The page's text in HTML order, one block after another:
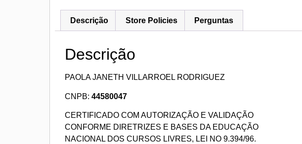
Descrição Store Policies Perguntas
Descrição
PAOLA JANETH VILLARROEL RODRIGUEZ
CNPB: 44580047
CERTIFICADO COM AUTORIZAÇÃO E VALIDAÇÃO
CONFORME DIRETRIZES E BASES DA EDUCAÇÃO
NACIONAL DOS CURSOS LIVRES, LEI NO 9.394/96.